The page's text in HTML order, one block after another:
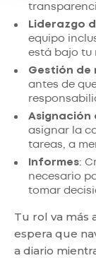
Liderazgo
equipo
está bajo tu
Gestión de
antes de
Asignación
asignar la
tareas, a
Informes:
necesario
tomar
Tu rol va más
espera que
a diario